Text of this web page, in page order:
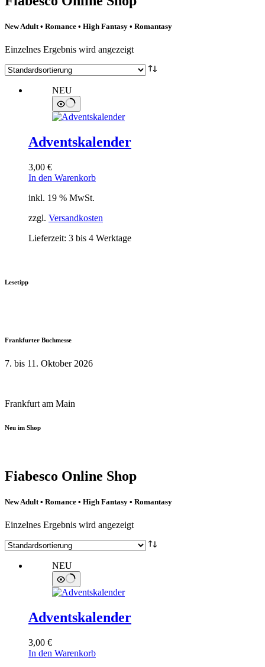
New Adult • Romance • High Fantasy • Romantasy
Einzelnes Ergebnis wird angezeigt
NEU
Adventskalender
3,00 €
In den Warenkorb
inkl. 19 % MwSt.
zzgl. Versandkosten
Lieferzeit: 3 bis 4 Werktage
Lesetipp
Frankfurter Buchmesse
7. bis 11. Oktober 2026
Frankfurt am Main
Neu im Shop
Fiabesco Online Shop
New Adult • Romance • High Fantasy • Romantasy
Einzelnes Ergebnis wird angezeigt
NEU
Adventskalender
3,00 €
In den Warenkorb